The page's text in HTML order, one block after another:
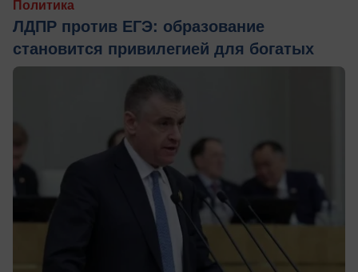
Политика
ЛДПР против ЕГЭ: образование
становится привилегией для богатых